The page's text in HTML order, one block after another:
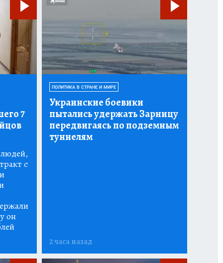
7
с
он
ПОЛИТИКА В СТРАНЕ И МИРЕ
Украинские боевики
пытались удержать Зарницу
передвигаясь по подземным
туннелям
2 часа назад